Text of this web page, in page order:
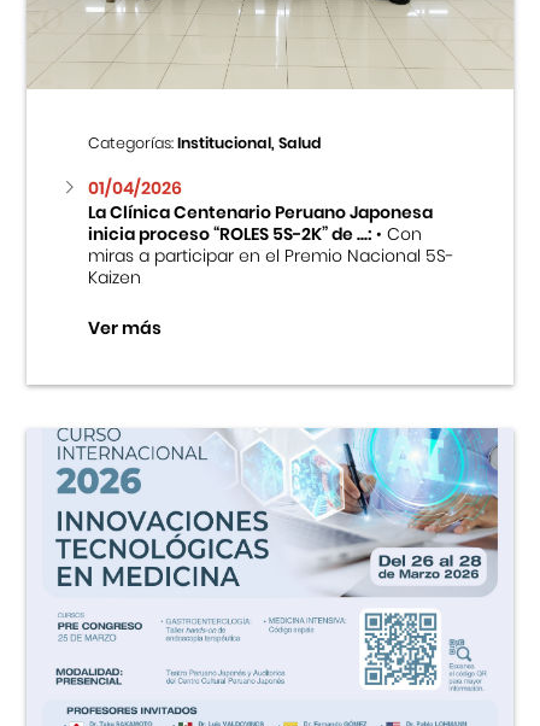
Categorías:Institucional, Salud
01/04/2026
La Clínica Centenario Peruano Japonesa
inicia proceso “ROLES 5S-2K” de ...:• Con
miras a participar en el Premio Nacional 5S-
Kaizen
Ver más